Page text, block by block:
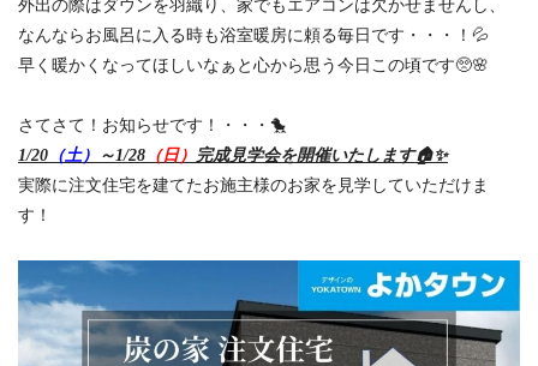
外出の際はダウンを羽織り、家でもエアコンは欠かせませんし、
なんならお風呂に入る時も浴室暖房に頼る毎日です・・・！💦
早く暖かくなってほしいなぁと心から思う今日この頃です🥺🌸
さてさて！お知らせです！・・・🐤
1/20 （土） ～1/28 （日） 完成見学会を開催いたします🏠✨
実際に注文住宅を建てたお施主様のお家を見学していただけま
す！